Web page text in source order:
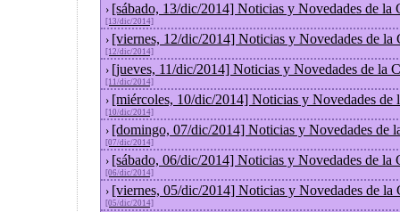
› [sábado, 13/dic/2014] Noticias y Novedades de la
[13/dic/2014]
› [viernes, 12/dic/2014] Noticias y Novedades de la
[12/dic/2014]
› [jueves, 11/dic/2014] Noticias y Novedades de la
[11/dic/2014]
› [miércoles, 10/dic/2014] Noticias y Novedades de
[10/dic/2014]
› [domingo, 07/dic/2014] Noticias y Novedades de
[07/dic/2014]
› [sábado, 06/dic/2014] Noticias y Novedades de la
[06/dic/2014]
› [viernes, 05/dic/2014] Noticias y Novedades de la
[05/dic/2014]